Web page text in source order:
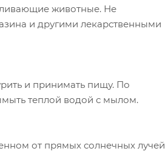
животные. Не
и другими лекарственными
и принимать пищу. По
теплой водой с мылом.
от прямых солнечных лучей